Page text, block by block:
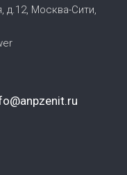
д.12, Москва-Сити,